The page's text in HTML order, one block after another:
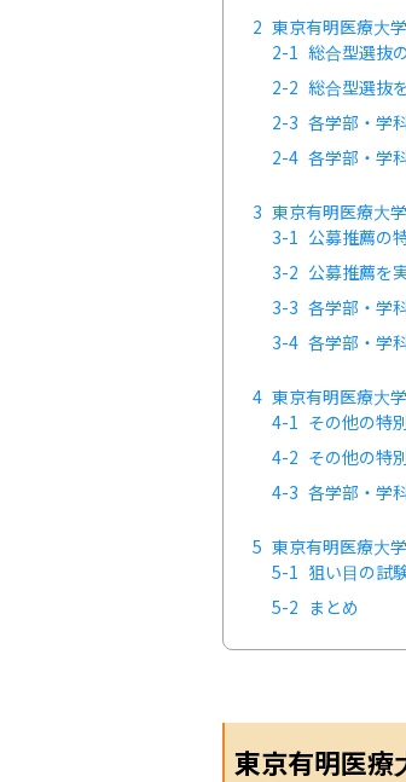
2 東京有明医療大
2-1 総合型選抜
2-2 総合型選抜
2-3 各学部・学
2-4 各学部・学
3 東京有明医療大
3-1 公募推薦の
3-2 公募推薦を
3-3 各学部・学
3-4 各学部・学
4 東京有明医療大
4-1 その他の特
4-2 その他の特
4-3 各学部・学
5 東京有明医療大
5-1 狙い目の試
5-2 まとめ
東京有明医療